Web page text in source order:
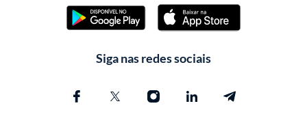
Siga nas redes sociais